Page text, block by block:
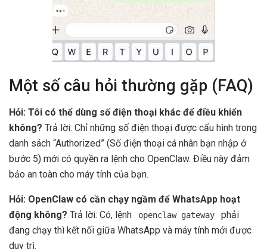
Một số câu hỏi thường gặp (FAQ)
Hỏi: Tôi có thể dùng số điện thoại khác để điều khiển
không? Trả lời: Chỉ những số điện thoại được cấu hình trong
danh sách “Authorized” (Số điện thoại cá nhân bạn nhập ở
bước 5) mới có quyền ra lệnh cho OpenClaw. Điều này đảm
bảo an toàn cho máy tính của bạn.
Hỏi: OpenClaw có cần chạy ngầm để WhatsApp hoạt
động không? Trả lời: Có, lệnh openclaw gateway
phải
đang chạy thì kết nối giữa WhatsApp và máy tính mới được
duy trì.